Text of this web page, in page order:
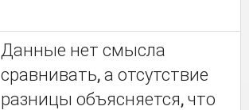
Данные нет смысла
сравнивать, а отсутствие
разницы объясняется, что